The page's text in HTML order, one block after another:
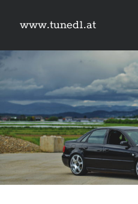
www.tuned1.at
Sidebar
Was suchst du?
Suchen
Kategorien
Kategorien